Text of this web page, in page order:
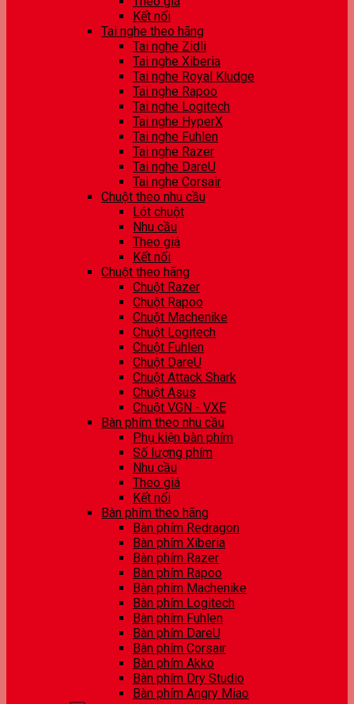
Kết nối
Tai nghe theo hãng
Tai nghe Zidli
Tai nghe Xiberia
Tai nghe Royal Kludge
Tai nghe Rapoo
Tai nghe Logitech
Tai nghe HyperX
Tai nghe Fuhlen
Tai nghe Razer
Tai nghe DareU
Tai nghe Corsair
Chuột theo nhu cầu
Lót chuột
Nhu cầu
Theo giá
Kết nối
Chuột theo hãng
Chuột Razer
Chuột Rapoo
Chuột Machenike
Chuột Logitech
Chuột Fuhlen
Chuột DareU
Chuột Attack Shark
Chuột Asus
Chuột VGN - VXE
Bàn phím theo nhu cầu
Phụ kiện bàn phím
Số lượng phím
Nhu cầu
Theo giá
Kết nối
Bàn phím theo hãng
Bàn phím Redragon
Bàn phím Xiberia
Bàn phím Razer
Bàn phím Rapoo
Bàn phím Machenike
Bàn phím Logitech
Bàn phím Fuhlen
Bàn phím DareU
Bàn phím Corsair
Bàn phím Akko
Bàn phím Dry Studio
Bàn phím Angry Miao